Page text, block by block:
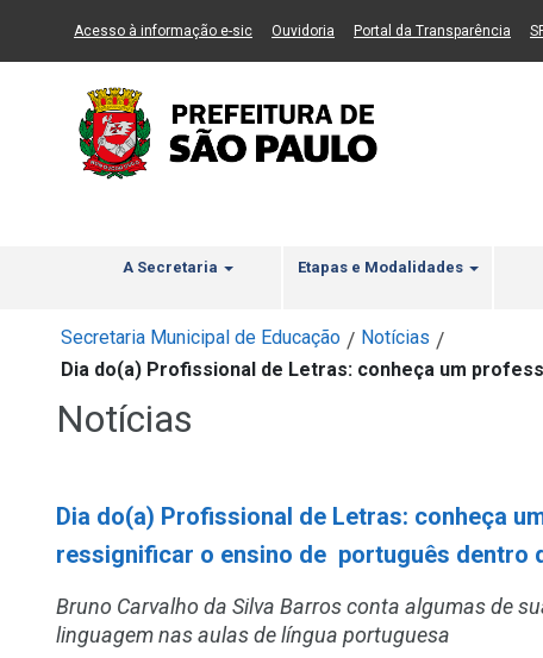
Ir ao Conteúdo Ir para menu principal 2 Ir para busca
Acesso à informação e-sic(Link para um novo sítio)
Ouvidoria (Link para um novo sítio)
Portal da Transparência
A Secretaria Etapas e Modalidades
Secretaria Municipal de Educação / Notícias /
Dia do(a) Profissional de Letras: conheça um
Notícias
Dia do(a) Profissional de Letras: conheça
ressignificar o ensino de português dentro
Bruno Carvalho da Silva Barros conta algumas de
linguagem nas aulas de língua portuguesa